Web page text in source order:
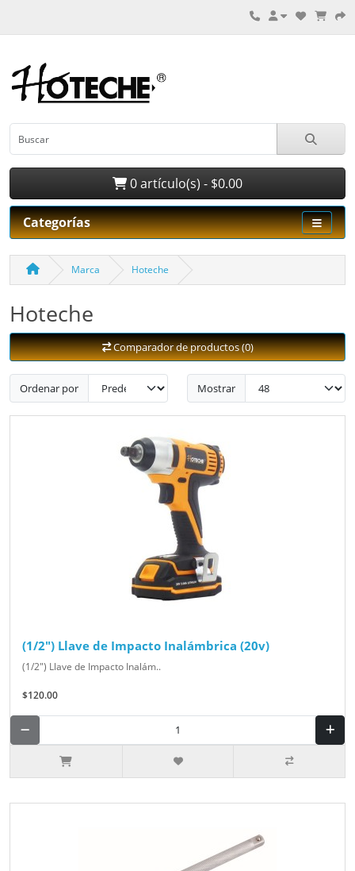
0 artículo(s) - $0.00
Categorías
Marca Hoteche
Hoteche
Comparador de productos (0)
Ordenar por Mostrar
(1/2") Llave de Impacto Inalámbrica (20v)
(1/2") Llave de Impacto Inalám..
$120.00